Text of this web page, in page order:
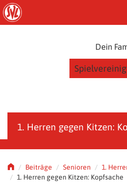
i
Dein
1. Herren gegen Kitzen:
Beiträge Senioren
1.
1. Herren gegen Kitzen: Kopfsache